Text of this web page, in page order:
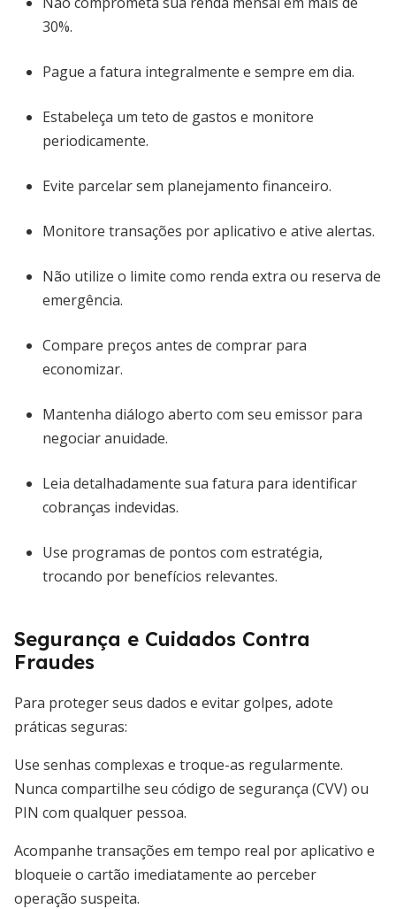
30%.
Pague a fatura integralmente e sempre em dia.
Estabeleça um teto de gastos e monitore
periodicamente.
Evite parcelar sem planejamento financeiro.
Monitore transações por aplicativo e ative alertas.
Não utilize o limite como renda extra ou reserva de
emergência.
Compare preços antes de comprar para
economizar.
Mantenha diálogo aberto com seu emissor para
negociar anuidade.
Leia detalhadamente sua fatura para identificar
cobranças indevidas.
Use programas de pontos com estratégia,
trocando por benefícios relevantes.
Segurança e Cuidados Contra
Fraudes
Para proteger seus dados e evitar golpes, adote
práticas seguras:
Use senhas complexas e troque-as regularmente.
Nunca compartilhe seu código de segurança (CVV) ou
PIN com qualquer pessoa.
Acompanhe transações em tempo real por aplicativo e
bloqueie o cartão imediatamente ao perceber
operação suspeita.